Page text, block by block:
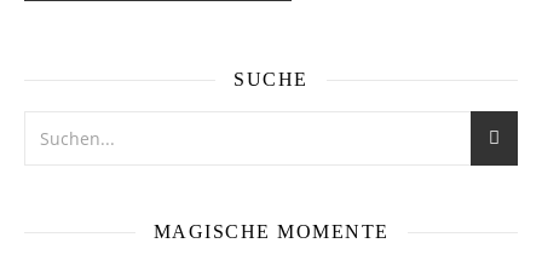
SUCHE
MAGISCHE MOMENTE